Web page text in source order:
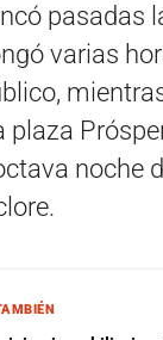
pasadas
varias
plaza
noche